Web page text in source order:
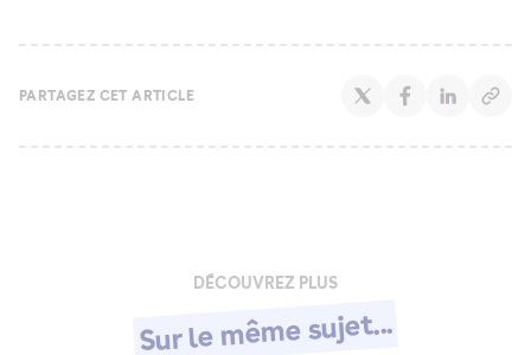
PARTAGEZ CET ARTICLE
DÉCOUVREZ PLUS
Sur le même sujet...